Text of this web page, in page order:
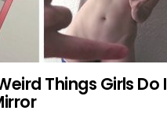
Things Girls Do